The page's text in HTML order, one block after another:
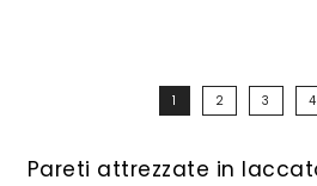
1 2 3 4
Pareti attrezzate in